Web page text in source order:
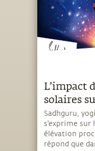
L’impact
solaires
Humaine
Sadhguru,
s'exprime sur
élévation
répond que